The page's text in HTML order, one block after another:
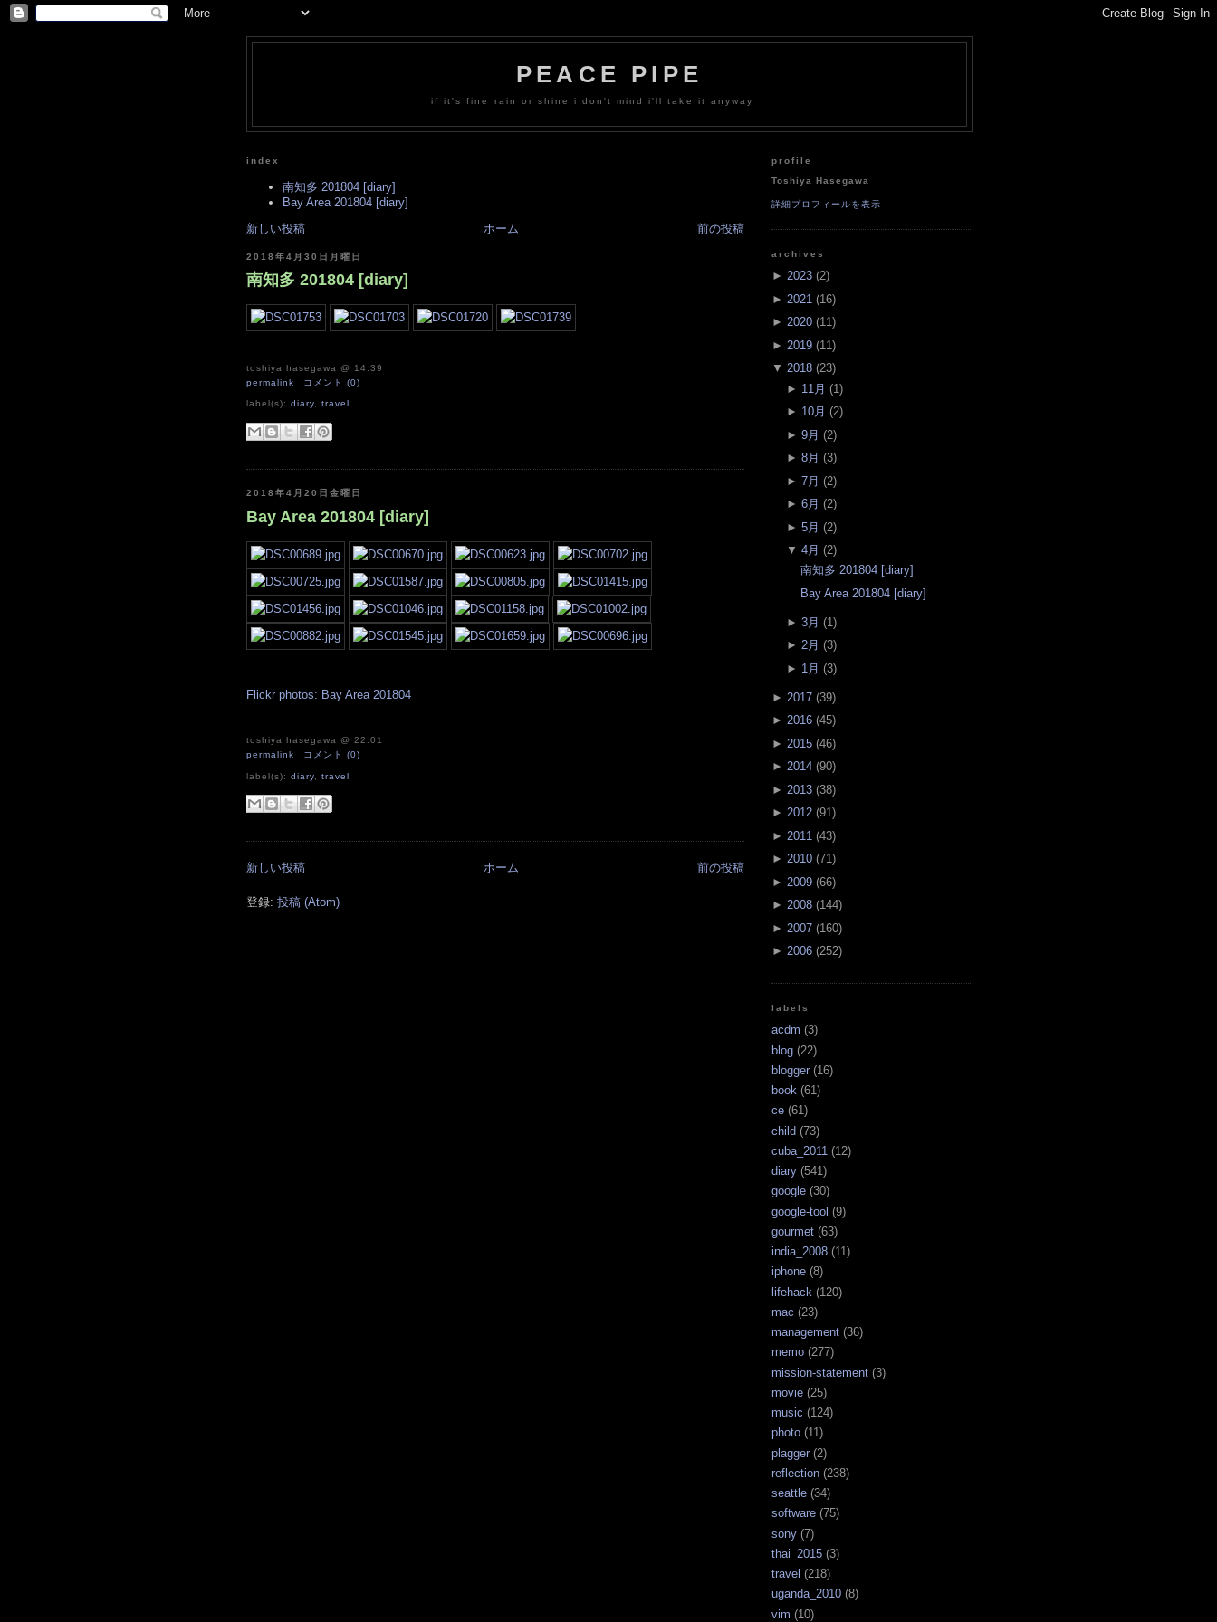
PEACE PIPE
if it's fine rain or shine i don't mind i'll take it anyway
index
南知多 201804 [diary]
Bay Area 201804 [diary]
新しい投稿
前の投稿
ホーム
2018年4月30日月曜日
南知多 201804 [diary]
toshiya hasegawa @ 14:39
permalink
コメント (0)
label(s):diary ,travel
2018年4月20日金曜日
Bay Area 201804 [diary]
Flickr photos: Bay Area 201804
toshiya hasegawa @ 22:01
permalink
コメント (0)
label(s):diary ,travel
新しい投稿 前の投稿
ホーム
登録: 投稿 (Atom)
profile
Toshiya Hasegawa
詳細プロフィールを表示
archives
► 2023 (2)
► 2021 (16)
► 2020 (11)
► 2019 (11 )
▼ 2018 (23)
► 11月 (1)
► 10月 (2)
► 9月 (2)
► 8月 (3)
► 7月 (2)
► 6月 (2)
► 5月 (2)
▼ 4月 (2)
南知多 201804 [diary]
Bay Area 201804 [diary]
► 3月 (1 )
► 2月 (3)
► 1月 (3)
► 2017 (39)
► 2016 (45)
► 2015 (46)
► 2014 (90)
► 2013 (38)
► 2012 (91)
► 2011 (43)
► 2010 (71)
► 2009 (66)
► 2008 (144)
► 2007 (160)
► 2006 (252)
labels
acdm (3)
blog (22)
blogger (16)
book (61)
ce (61)
child (73)
cuba_2011 (12)
diary (541)
google (30)
google-tool (9)
gourmet (63)
india_2008 (11)
iphone (8)
lifehack (120)
mac (23)
management (36)
memo (277)
mission-statement (3)
movie (25)
music (124)
photo (11)
plagger (2)
reflection (238)
seattle (34)
software (75)
sony (7)
thai_2015 (3)
travel (218)
uganda_2010 (8)
vim (10)